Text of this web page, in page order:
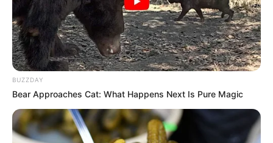
13:57 / 06 Avqust 2026 SİYASƏT
BUZZDAY
Bear Approaches Cat: What Happens Next Is Pure Magic